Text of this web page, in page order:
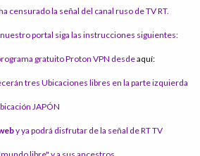
censurado la señal del canal ruso de TV RT.
portal siga las instrucciones siguientes:
gratuito Proton VPN desdeaquí:
tres Ubicaciones libres en la parte izquierda
JAPÓN
y ya podrá disfrutar de la señal de RT TV